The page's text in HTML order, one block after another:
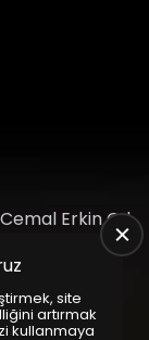
Erkin Cd.
site
artırmak
kullanmaya